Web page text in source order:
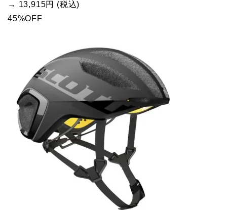
→ 13,915円 (税込)
45%OFF